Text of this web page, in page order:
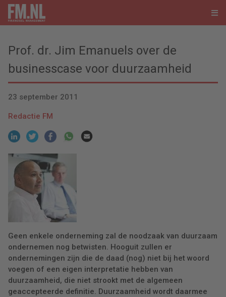
Prof. dr. Jim Emanuels over de
businesscase voor duurzaamheid
23 september 2011
Redactie FM
Geen enkele onderneming zal de noodzaak van duurzaam
ondernemen nog betwisten. Hooguit zullen er
ondernemingen zijn die de daad (nog) niet bij het woord
voegen of een eigen interpretatie hebben van
duurzaamheid, die niet strookt met de algemeen
geaccepteerde definitie. Duurzaamheid wordt daarmee